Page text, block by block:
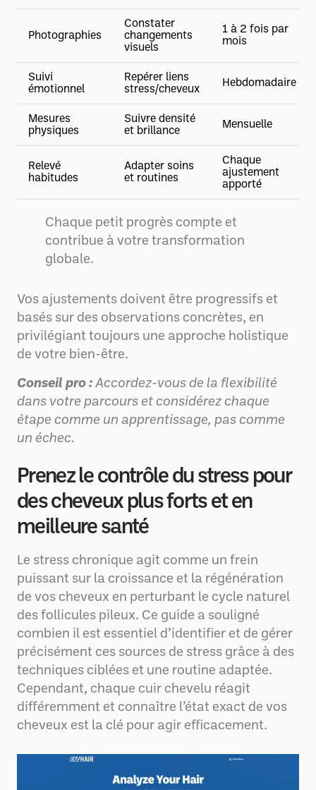
Photographies
Constater
changements
visuels
1 à 2 fois par
mois
Suivi
émotionnel
Repérer liens
stress/cheveux
Hebdomadaire
Mesures
physiques
Suivre densité
et brillance
Mensuelle
Relevé
habitudes
Adapter soins
et routines
Chaque
ajustement
apporté
Chaque petit progrès compte et
contribue à votre transformation
globale.
Vos ajustements doivent être progressifs et
basés sur des observations concrètes, en
privilégiant toujours une approche holistique
de votre bien-être.
Conseil pro : Accordez-vous de la flexibilité
dans votre parcours et considérez chaque
étape comme un apprentissage, pas comme
un échec.
Prenez le contrôle du stress pour
des cheveux plus forts et en
meilleure santé
Le stress chronique agit comme un frein
puissant sur la croissance et la régénération
de vos cheveux en perturbant le cycle naturel
des follicules pileux. Ce guide a souligné
combien il est essentiel d’identifier et de gérer
précisément ces sources de stress grâce à des
techniques ciblées et une routine adaptée.
Cependant, chaque cuir chevelu réagit
différemment et connaître l’état exact de vos
cheveux est la clé pour agir efficacement.